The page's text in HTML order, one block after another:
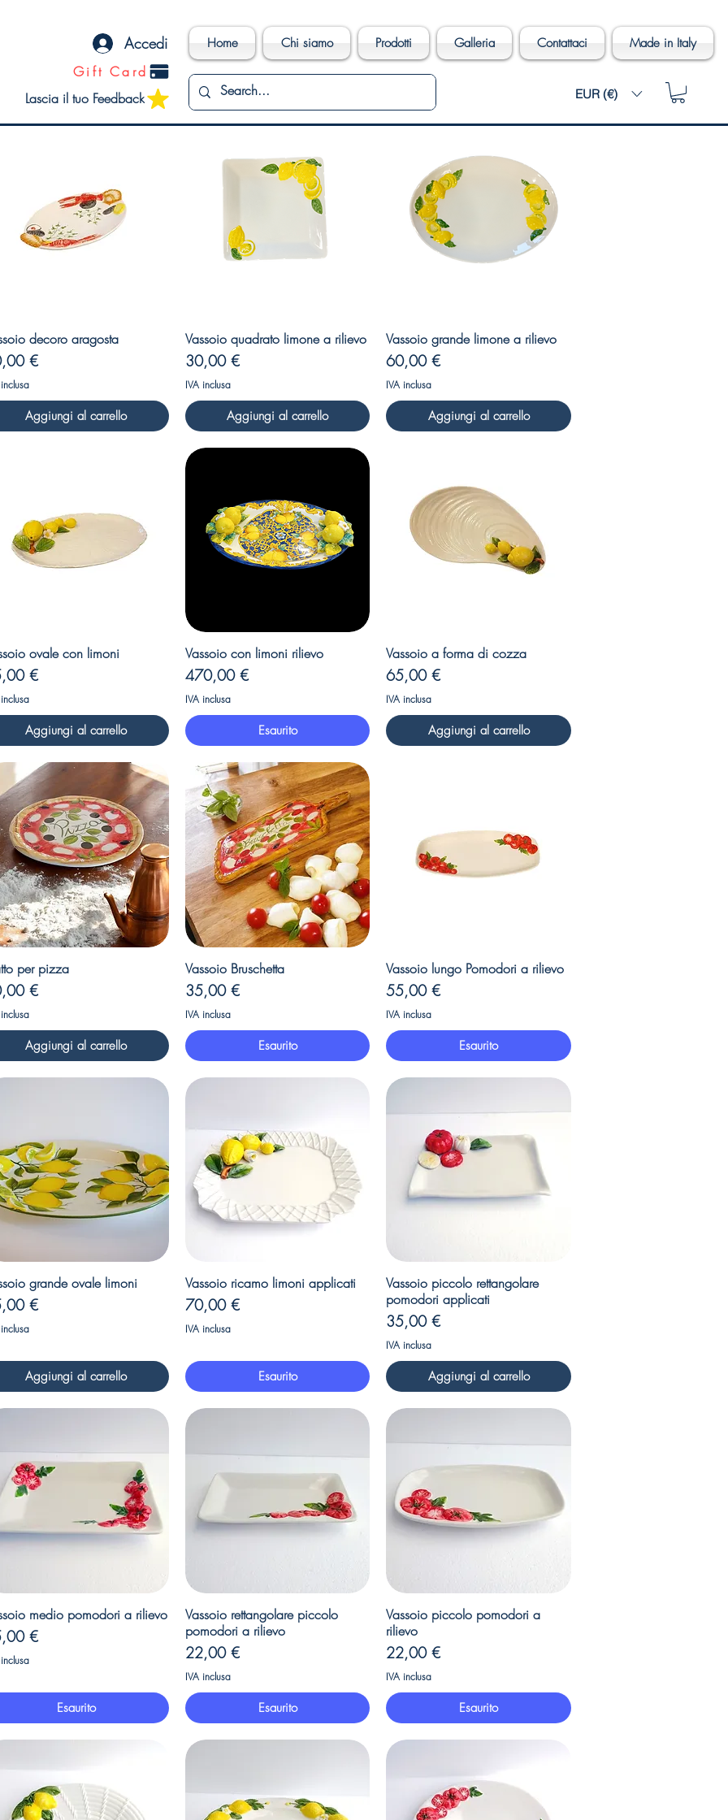
Accedi Home Chi siamo Prodotti Galleria Contattaci Made in Italy
Gift Card
Lascia il tuo Feedback
EUR (€)
Vista rapida
decoro aragosta
€
Aggiungi al carrello
Vista rapida
Vassoio quadrato limone a rilievo
Prezzo
30,00 €
IVA inclusa
Aggiungi al carrello
Vista rapida
Vassoio grande limone a rilievo
Prezzo
60,00 €
IVA inclusa
Aggiungi al carrello
Vista rapida
ovale con limoni
€
Aggiungi al carrello
Vista rapida
Vassoio con limoni rilievo
Prezzo
470,00 €
IVA inclusa
Esaurito
Vista rapida
Vassoio a forma di cozza
Prezzo
65,00 €
IVA inclusa
Aggiungi al carrello
Vista rapida
per pizza
€
Aggiungi al carrello
Vista rapida
Vassoio Bruschetta
Prezzo
35,00 €
IVA inclusa
Esaurito
Vista rapida
Vassoio lungo Pomodori a rilievo
Prezzo
55,00 €
IVA inclusa
Esaurito
Vista rapida
grande ovale limoni
€
Aggiungi al carrello
Vista rapida
Vassoio ricamo limoni applicati
Prezzo
70,00 €
IVA inclusa
Esaurito
Vista rapida
Vassoio piccolo rettangolare
pomodori applicati
Prezzo
35,00 €
IVA inclusa
Aggiungi al carrello
Vista rapida
medio pomodori a rilievo
€
Esaurito
Vista rapida
Vassoio rettangolare piccolo
pomodori a rilievo
Prezzo
22,00 €
IVA inclusa
Esaurito
Vista rapida
Vassoio piccolo pomodori a
rilievo
Prezzo
22,00 €
IVA inclusa
Esaurito